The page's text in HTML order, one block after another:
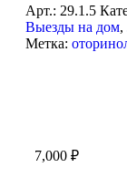
Арт.: 29.1.5
Выезды на дом,
Метка:
7,000 ₽